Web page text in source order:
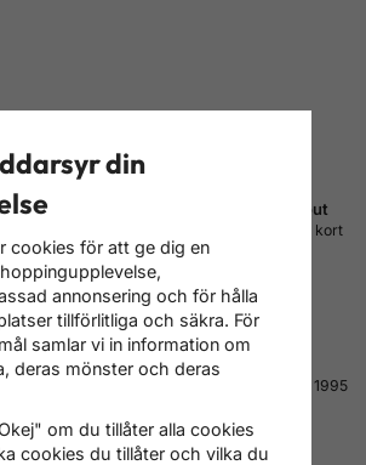
DHL
Betala med Svea checkout
Faktura, delbetalning, konto, kort
m.m.
Läs mer om betalning
pris
på alla
4.7 av 5 på Reco
Tusentals nöjda kunder sedan 1995
din
cookies för att ge dig en
annonsering och för hålla
tillförlitliga och säkra. För
samlar vi in information om
deras mönster och deras
om du tillåter alla cookies
cookies du tillåter och vilka du